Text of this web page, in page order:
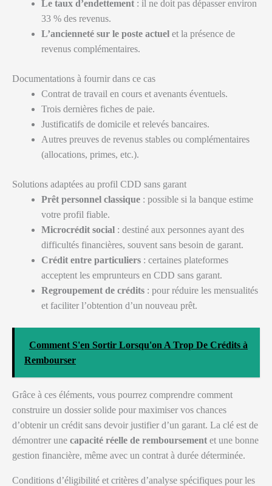
Le taux d’endettement : il ne doit pas dépasser environ
33 % des revenus.
L’ancienneté sur le poste actuel et la présence de
revenus complémentaires.
Documentations à fournir dans ce cas
Contrat de travail en cours et avenants éventuels.
Trois dernières fiches de paie.
Justificatifs de domicile et relevés bancaires.
Autres preuves de revenus stables ou complémentaires
(allocations, primes, etc.).
Solutions adaptées au profil CDD sans garant
Prêt personnel classique : possible si la banque estime
votre profil fiable.
Microcrédit social : destiné aux personnes ayant des
difficultés financières, souvent sans besoin de garant.
Crédit entre particuliers : certaines plateformes
acceptent les emprunteurs en CDD sans garant.
Regroupement de crédits : pour réduire les mensualités
et faciliter l’obtention d’un nouveau prêt.
Comment S'en Sortir Lorsqu'on A Trop De Crédits à
Rembourser
Grâce à ces éléments, vous pourrez comprendre comment
construire un dossier solide pour maximiser vos chances
d’obtenir un crédit sans devoir justifier d’un garant. La clé est de
démontrer une capacité réelle de remboursement et une bonne
gestion financière, même avec un contrat à durée déterminée.
Conditions d’éligibilité et critères d’analyse spécifiques pour les